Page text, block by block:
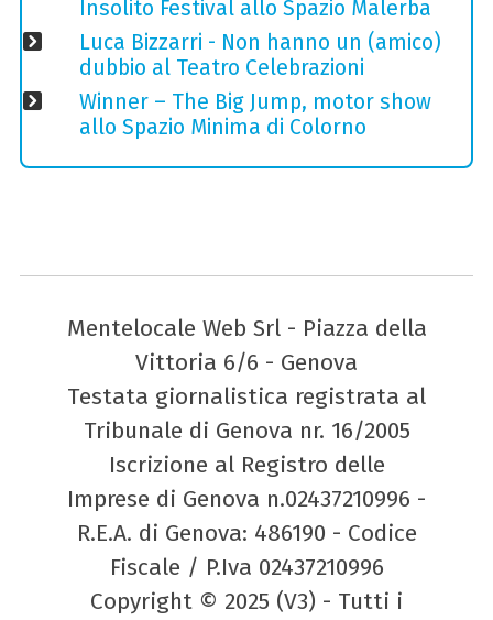
Insolito Festival allo Spazio Malerba
Luca Bizzarri - Non hanno un (amico)
dubbio al Teatro Celebrazioni
Winner – The Big Jump, motor show
allo Spazio Minima di Colorno
Mentelocale Web Srl - Piazza della
Vittoria 6/6 - Genova
Testata giornalistica registrata al
Tribunale di Genova nr. 16/2005
Iscrizione al Registro delle
Imprese di Genova n.02437210996 -
R.E.A. di Genova: 486190 - Codice
Fiscale / P.Iva 02437210996
Copyright © 2025 (V3) - Tutti i